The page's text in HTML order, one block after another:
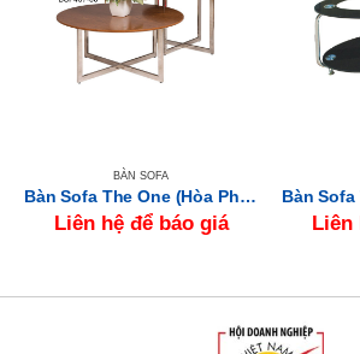
BÀN SOFA
Bàn Sofa The One (Hòa Phát) BSF407-80
Liên hệ để báo giá Liên